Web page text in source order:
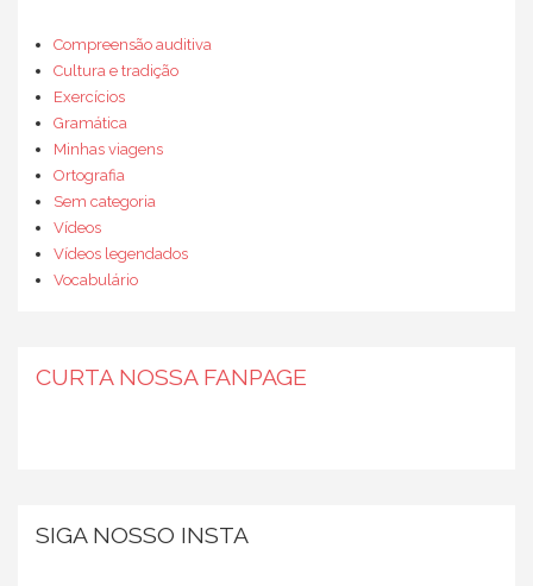
Compreensão auditiva
Cultura e tradição
Exercícios
Gramática
Minhas viagens
Ortografia
Sem categoria
Vídeos
Vídeos legendados
Vocabulário
CURTA NOSSA FANPAGE
SIGA NOSSO INSTA